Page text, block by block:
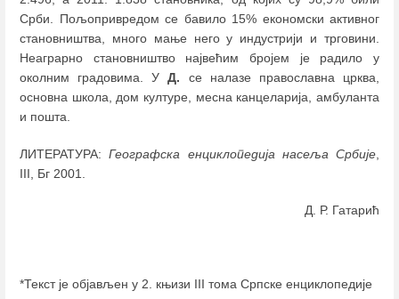
Срби. Пољопривредом се бавило 15% економски активног
становништва, много мање него у индустрији и трговини.
Неаграрно становништво највећим бројем је радило у
околним градовима. УД. се налазе православна црква,
основна школа, дом културе, месна канцеларија, амбуланта
и пошта.
ЛИТЕРАТУРА:Географска енциклопедија насеља Србије
III, Бг 2001.
Д. Р. Гатарић
*Текст је објављен у 2. књизи III тома Српске енциклопедије